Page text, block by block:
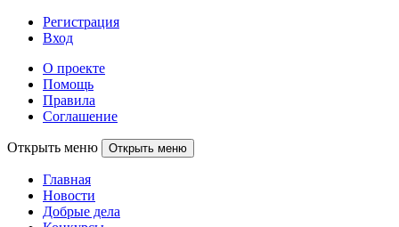
Регистрация
Вход
О проекте
Помощь
Правила
Соглашение
Открыть меню Открыть меню
Главная
Новости
Добрые дела